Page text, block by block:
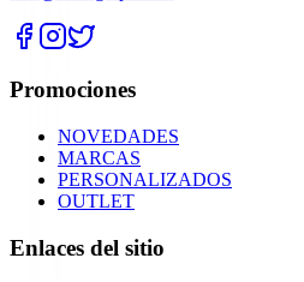
Promociones
NOVEDADES
MARCAS
PERSONALIZADOS
OUTLET
Enlaces del sitio